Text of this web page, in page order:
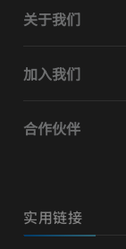
关于我们
加入我们
合作伙伴
实用链接